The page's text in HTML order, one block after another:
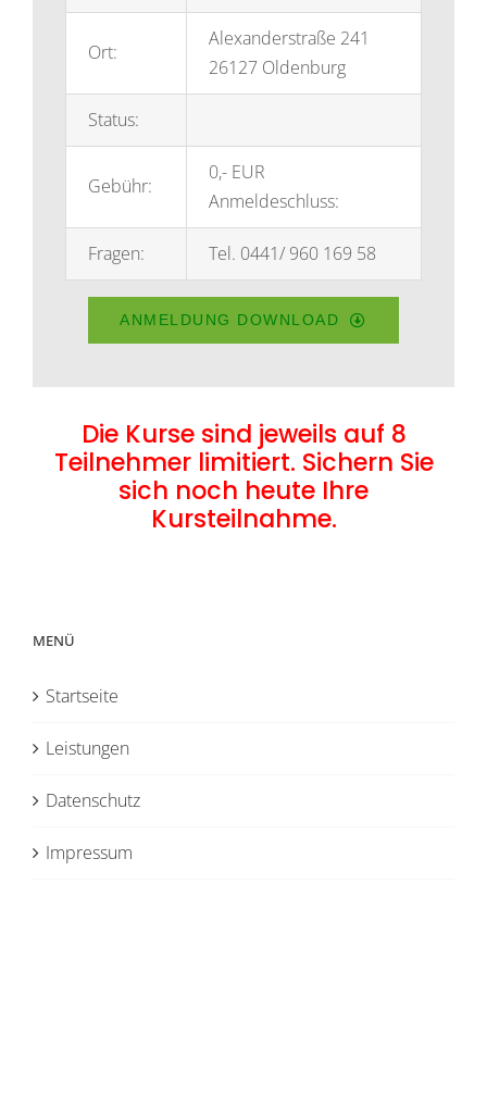
Ort:
Alexanderstraße 241
26127 Oldenburg
Status:
Gebühr:
0,-­ EUR
Anmeldeschluss:
Fragen: Tel. 0441/ 960 169 58
ANMELDUNG DOWNLOAD
Die Kurse sind jeweils auf 8
Teilnehmer limitiert. Sichern Sie
sich noch heute Ihre
Kursteilnahme.
MENÜ
Startseite
Leistungen
Datenschutz
Impressum